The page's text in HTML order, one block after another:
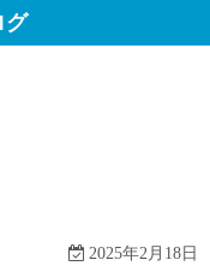
グ
2025年2月18日